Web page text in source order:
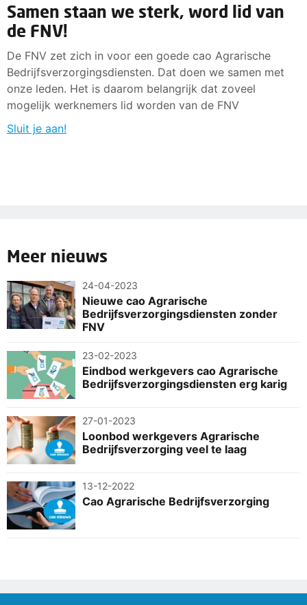
Samen staan we sterk, word lid van
de FNV!
De FNV zet zich in voor een goede cao Agrarische
Bedrijfsverzorgingsdiensten. Dat doen we samen met
onze leden. Het is daarom belangrijk dat zoveel
mogelijk werknemers lid worden van de FNV
Sluit je aan!
Meer nieuws
24-04-2023
Nieuwe cao Agrarische
Bedrijfsverzorgingsdiensten zonder
FNV
23-02-2023
Eindbod werkgevers cao Agrarische
Bedrijfsverzorgingsdiensten erg karig
27-01-2023
Loonbod werkgevers Agrarische
Bedrijfsverzorging veel te laag
13-12-2022
Cao Agrarische Bedrijfsverzorging